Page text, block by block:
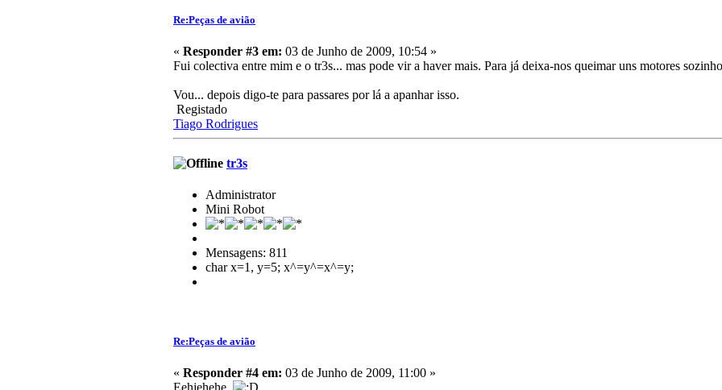
Re:Peças de avião
« Responder #3 em: 03 de Junho de 2009, 10:54 »
Fui colectiva entre mim e o tr3s... mas pode vir a haver mais. Para já deixa-nos queimar uns motores
Vou... depois digo-te para passares por lá a apanhar isso.
Registado
Tiago Rodrigues
tr3s
Administrator
Mini Robot
Mensagens: 811
char x=1, y=5; x^=y^=x^=y;
Re:Peças de avião
« Responder #4 em: 03 de Junho de 2009, 11:00 »
Eehjehehe